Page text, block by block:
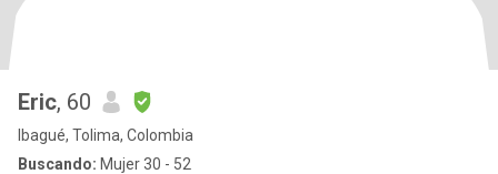
Eric, 60
Ibagué, Tolima, Colombia
Buscando: Mujer 30 - 52